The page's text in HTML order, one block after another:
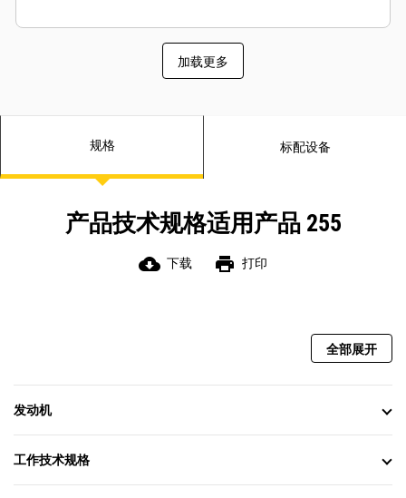
加载更多
规格 标配设备
产品技术规格适用产品 255
cloud_download 下载 print 打印
全部展开
发动机
工作技术规格